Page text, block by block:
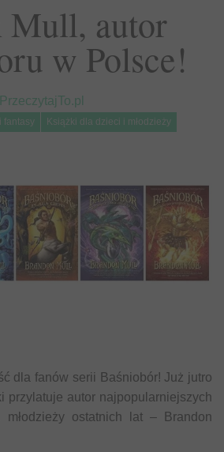
Mull, autor
w Polsce!
PrzeczytajTo.pl
fantasy
Książki dla dzieci i młodzieży
dla fanów serii Baśniobór! Już jutro
przylatuje autor najpopularniejszych
ostatnich lat – Brandon